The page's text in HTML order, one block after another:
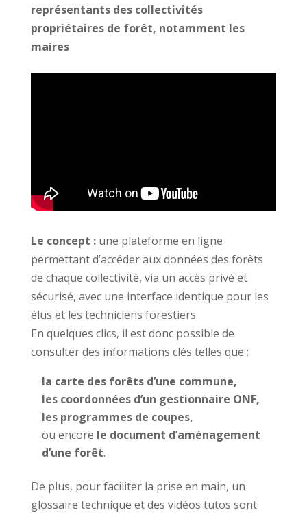
représentants des collectivités
propriétaires de forêt, notamment les
maires
Le concept :une plateforme en ligne
permettant d’accéder aux données des forêts
de chaque collectivité, via un accès privé et
sécurisé, avec une interface identique pour les
élus et les techniciens forestiers.
En quelques clics, il est donc possible de
consulter des informations clés telles que :
la carte des forêts d’une commune,
les coordonnées d’un gestionnaire ONF,
les programmes de coupes,
ou encore le document d’aménagement
d’une forêt.
De plus, pour faciliter la prise en main, un
glossaire technique et des vidéos tutos sont